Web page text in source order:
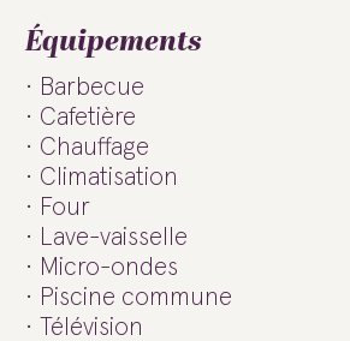
Équipements
Barbecue
Cafetière
Chauffage
Climatisation
Four
Lave-vaisselle
Micro-ondes
Piscine commune
Télévision